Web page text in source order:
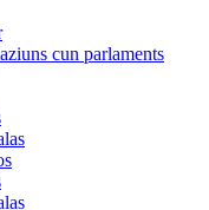
cun parlaments